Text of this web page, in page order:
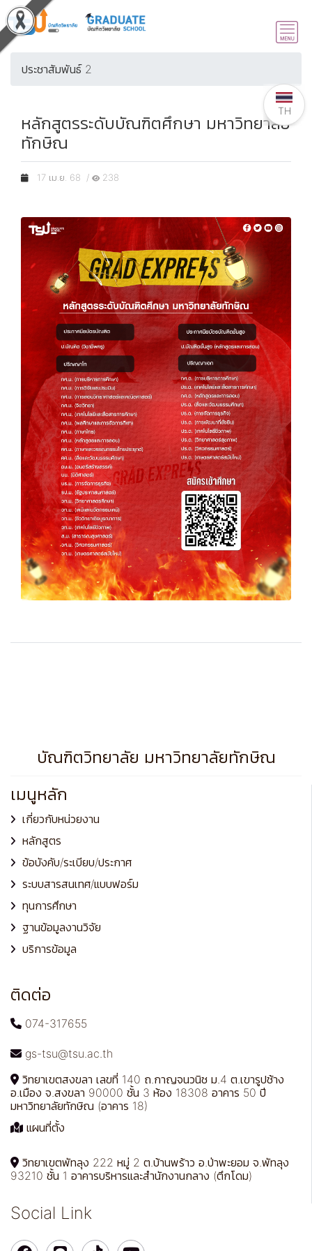
ประชาสัมพันธ์ 2
หลักสูตรระดับบัณฑิตศึกษา มหาวิทยาลัย
ทักษิณ
17 เม.ย. 68 / 238
บัณฑิตวิทยาลัย มหาวิทยาลัยทักษิณ
เมนูหลัก
เกี่ยวกับหน่วยงาน
หลักสูตร
ข้อบังคับ/ระเบียบ/ประกาศ
ระบบสารสนเทศ/แบบฟอร์ม
ทุนการศึกษา
ฐานข้อมูลงานวิจัย
บริการข้อมูล
ติดต่อ
074-317655
gs-tsu@tsu.ac.th
วิทยาเขตสงขลา เลขที่ 140 ถ.กาญจนวนิช ม.4 ต.เขารูปช้าง
อ.เมือง จ.สงขลา 90000 ชั้น 3 ห้อง 18308 อาคาร 50 ปี
มหาวิทยาลัยทักษิณ (อาคาร 18)
แผนที่ตั้ง
วิทยาเขตพัทลุง 222 หมู่ 2 ต.บ้านพร้าว อ.ป่าพะยอม จ.พัทลุง
93210 ชั้น 1 อาคารบริหารและสำนักงานกลาง (ตึกโดม)
Social Link
TH